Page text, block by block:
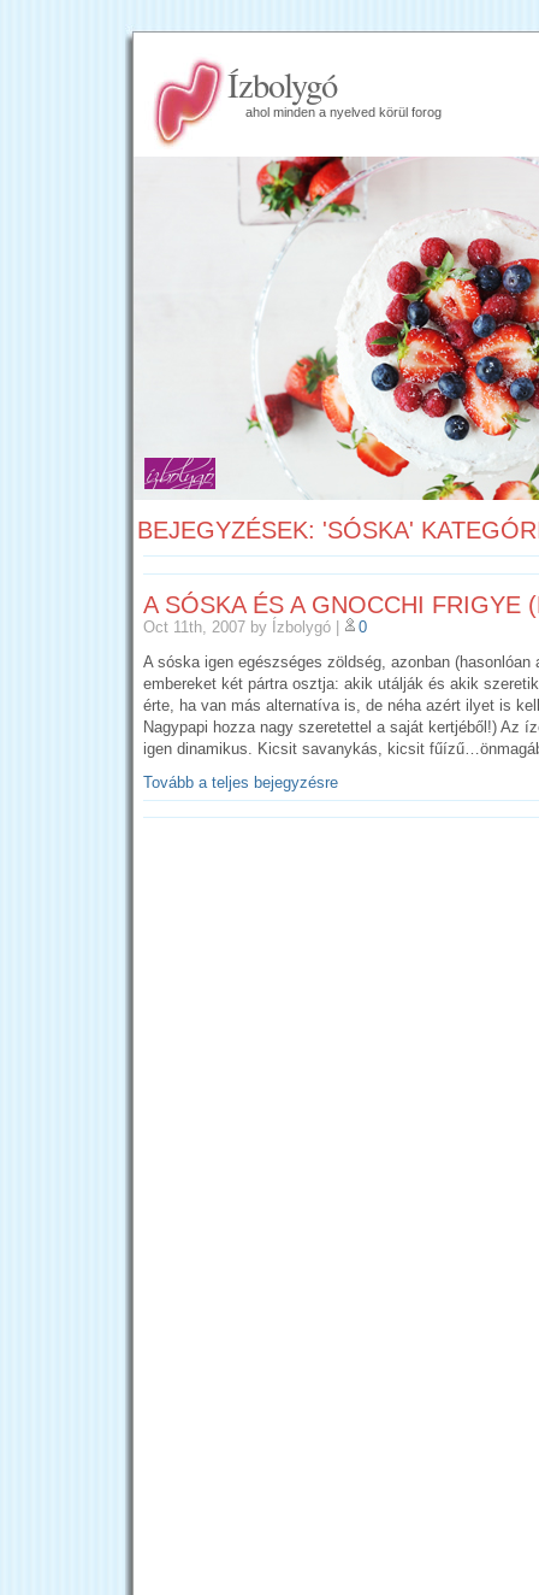
Ízbolygó
ahol minden a nyelved körül forog
BEJEGYZÉSEK: 'SÓSKA'
A SÓSKA ÉS A GNOCCHI FRIGYE
Oct 11th, 2007 by Ízbolygó
0
A sóska igen egészséges zöldség, azonban (hasonlóan
embereket két pártra osztja: akik utálják és akik
érte, ha van más alternatíva is, de néha azért ilyet is
Nagypapi hozza nagy szeretettel a saját kertjéből!) Az
igen dinamikus. Kicsit savanykás, kicsit
Tovább a teljes bejegyzésre